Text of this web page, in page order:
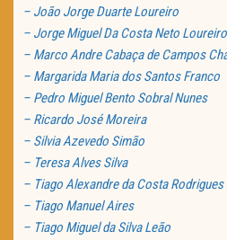
– João Jorge Duarte Loureiro
– Jorge Miguel Da Costa Neto Loureiro
– Marco Andre Cabaça de Campos
– Margarida Maria dos Santos Franco
– Pedro Miguel Bento Sobral Nunes
– Ricardo José Moreira
– Silvia Azevedo Simão
– Teresa Alves Silva
– Tiago Alexandre da Costa Rodrigues
– Tiago Manuel Aires
– Tiago Miguel da Silva Leão